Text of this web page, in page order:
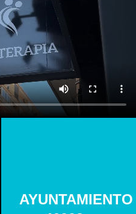
AYUNTAMIENTO